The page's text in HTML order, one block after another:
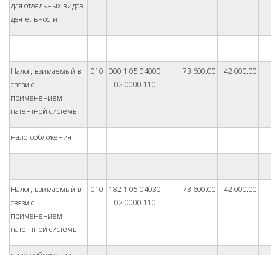
для отдельных видов
деятельности
Налог, взимаемый в
связи с
применением
патентной системы
010 000 1 05 04000
02 0000 110
73 600.00 42 000.00
налогообложения
Налог, взимаемый в
связи с
применением
патентной системы
010
182 1 05 04030
02 0000 110
73 600.00 42 000.00